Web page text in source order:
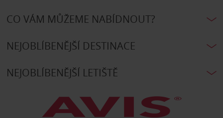
CO VÁM MŮŽEME NABÍDNOUT?
NEJOBLÍBENĚJŠÍ DESTINACE
NEJOBLÍBENĚJŠÍ LETIŠTĚ